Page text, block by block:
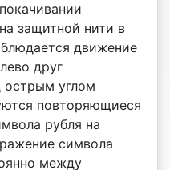
защитной нити в
движение
друг
острым углом
повторяющиеся
рубля на
символа
между